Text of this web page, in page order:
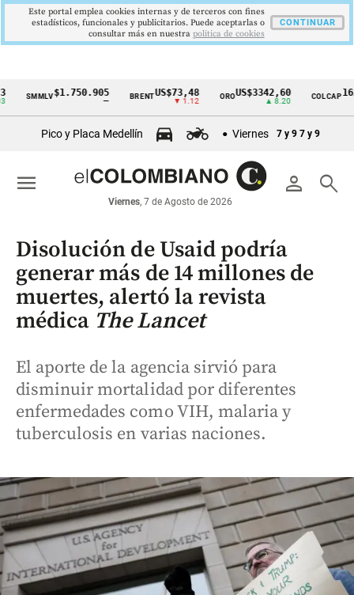
Cintillo
económicos
Colombia
$1.750.905 BRENT US$73,48
▼ 1.12
ORO US$3342,60 COLCAP
Pico y Placa Medellín Viernes 7 y 9 7 y 9
person search
Viernes, 7 de Agosto de 2026
menu
Disolución de Usaid podría
generar más de 14 millones de
muertes, alertó la revista
médica The Lancet
El aporte de la agencia sirvió para
disminuir mortalidad por diferentes
enfermedades como VIH, malaria y
tuberculosis en varias naciones.
Este portal emplea cookies internas y de terceros con fines
estadísticos, funcionales y publicitarios. Puede aceptarlas o
consultar más en nuestra politica de cookies
CONTINUAR